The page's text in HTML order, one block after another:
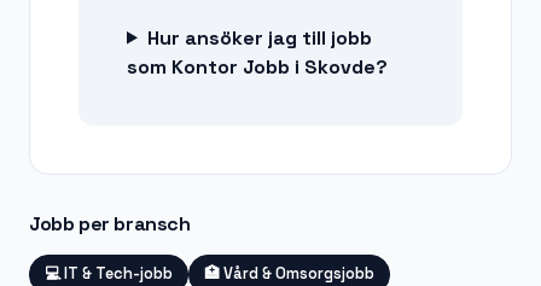
Hur ansöker jag till jobb
som Kontor Jobb i Skovde?
Jobb per bransch
💻IT & Tech-jobb 🏥Vård & Omsorgsjobb